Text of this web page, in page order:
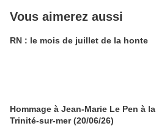
Vous aimerez aussi
RN : le mois de juillet de la honte
Hommage à Jean-Marie Le Pen à la
Trinité-sur-mer (20/06/26)